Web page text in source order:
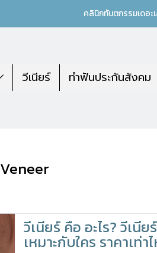
คลินิกทันตกรรมเดอะ
วีเนียร์ ทำฟันประกันสังคม
Veneer
วีเนียร์ คือ อะไร? วีเนียร์
เหมาะกับใคร ราคาเท่า